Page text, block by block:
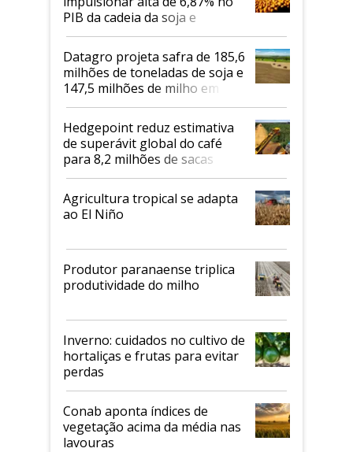
PIB da cadeia da soja e
biodiesel em 2026
Datagro projeta safra de 185,6
milhões de toneladas de soja e
147,5 milhões de milho em
2026/27
Hedgepoint reduz estimativa
de superávit global do café
para 8,2 milhões de sacas
Agricultura tropical se adapta
ao El Niño
Produtor paranaense triplica
produtividade do milho
Inverno: cuidados no cultivo de
hortaliças e frutas para evitar
perdas
Conab aponta índices de
vegetação acima da média nas
lavouras